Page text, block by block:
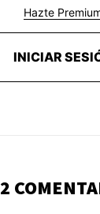
Hazte
INICIAR
2